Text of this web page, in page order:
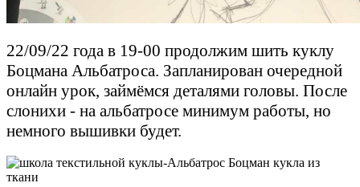
22/09/22 года в 19-00 продолжим шить куклу
Боцмана Альбатроса. Запланирован очередной
онлайн урок, займёмся деталями головы. После
слонихи - на альбатросе минимум работы, но
немного вышивки будет.